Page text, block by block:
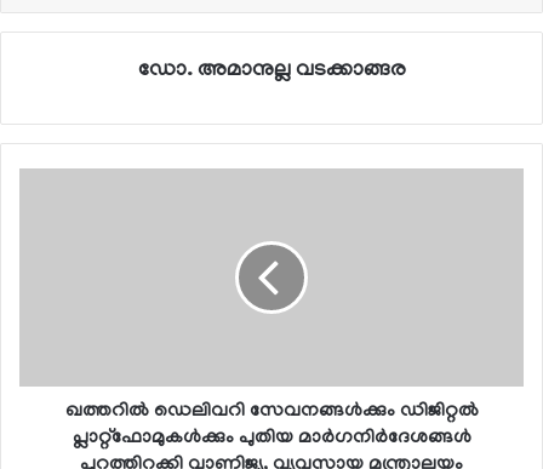
ഡോ. അമാനുല്ല വടക്കാങ്ങര
ഖത്തറില്‍ ഡെലിവറി സേവനങ്ങള്‍ക്കും ഡിജിറ്റല്‍
പ്ലാറ്റ്‌ഫോമുകള്‍ക്കും പുതിയ മാര്‍ഗനിര്‍ദേശങ്ങള്‍